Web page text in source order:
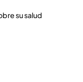
su salud